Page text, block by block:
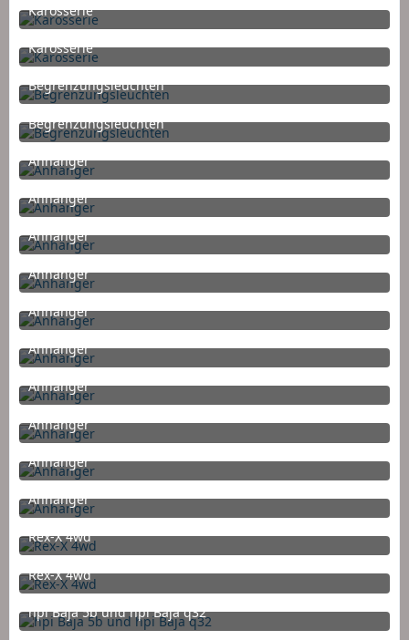
Karosserie
12. Dezember 2015 um 23:37
Karosserie
12. Dezember 2015 um 23:37
Begrenzungsleuchten
8. Dezember 2015 um 18:00
1
Begrenzungsleuchten
8. Dezember 2015 um 18:00
Anhänger
8. Dezember 2015 um 13:54
Anhänger
8. Dezember 2015 um 13:54
Anhänger
8. Dezember 2015 um 13:54
Anhänger
8. Dezember 2015 um 13:54
Anhänger
8. Dezember 2015 um 13:54
Anhänger
8. Dezember 2015 um 13:54
Anhänger
8. Dezember 2015 um 13:54
Anhänger
8. Dezember 2015 um 13:54
Anhänger
8. Dezember 2015 um 13:54
Anhänger
8. Dezember 2015 um 13:54
Rex-X 4wd
24. Oktober 2015 um 22:00
Rex-X 4wd
24. Oktober 2015 um 22:00
hpi Baja 5b und hpi Baja q32
24. Oktober 2015 um 22:00